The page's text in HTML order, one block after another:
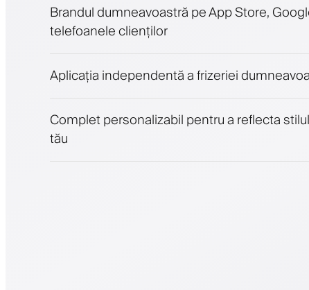
Plăți, depozit de securitate
Vinde produse de înfrumusețare
Brandul dumneavoastră pe App Store,
telefoanele clienților
Aplicația independentă a frizeriei
Complet personalizabil pentru a reflecta
tău